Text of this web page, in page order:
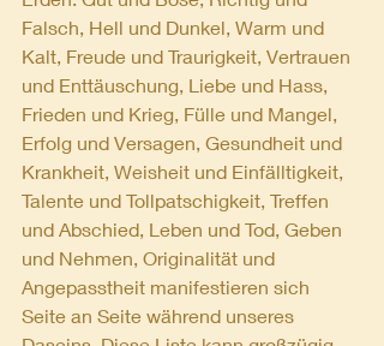
Falsch, Hell und Dunkel, Warm und
Kalt, Freude und Traurigkeit, Vertrauen
und Enttäuschung, Liebe und Hass,
Frieden und Krieg, Fülle und Mangel,
Erfolg und Versagen, Gesundheit und
Krankheit, Weisheit und Einfälltigkeit,
Talente und Tollpatschigkeit, Treffen
und Abschied, Leben und Tod, Geben
und Nehmen, Originalität und
Angepasstheit manifestieren sich
Seite an Seite während unseres